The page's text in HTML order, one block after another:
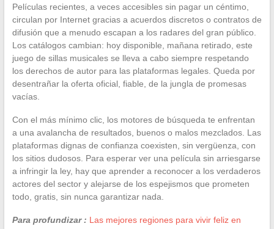
Películas recientes, a veces accesibles sin pagar un céntimo,
circulan por Internet gracias a acuerdos discretos o contratos de
difusión que a menudo escapan a los radares del gran público.
Los catálogos cambian: hoy disponible, mañana retirado, este
juego de sillas musicales se lleva a cabo siempre respetando
los derechos de autor para las plataformas legales. Queda por
desentrañar la oferta oficial, fiable, de la jungla de promesas
vacías.
Con el más mínimo clic, los motores de búsqueda te enfrentan
a una avalancha de resultados, buenos o malos mezclados. Las
plataformas dignas de confianza coexisten, sin vergüenza, con
los sitios dudosos. Para esperar ver una película sin arriesgarse
a infringir la ley, hay que aprender a reconocer a los verdaderos
actores del sector y alejarse de los espejismos que prometen
todo, gratis, sin nunca garantizar nada.
Para profundizar : Las mejores regiones para vivir feliz en